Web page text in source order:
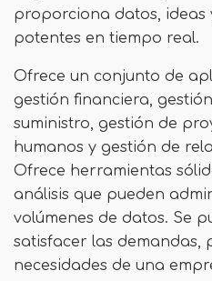
proporciona datos, ideas
potentes en tiempo real.
Ofrece un conjunto de
gestión financiera,
suministro, gestión de
humanos y gestión de
Ofrece herramientas
análisis que pueden
volúmenes de datos. Se
satisfacer las demandas,
necesidades de una